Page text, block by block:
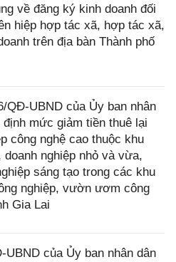
về đăng ký kinh doanh đối
hiệp hợp tác xã, hợp tác xã,
trên địa bàn Thành phố
QĐ-UBND của Ủy ban nhân
mức giảm tiền thuê lại
công nghệ cao thuộc khu
nghiệp nhỏ và vừa,
sáng tạo trong các khu
nghiệp, vườn ươm công
Gia Lai
UBND của Ủy ban nhân dân